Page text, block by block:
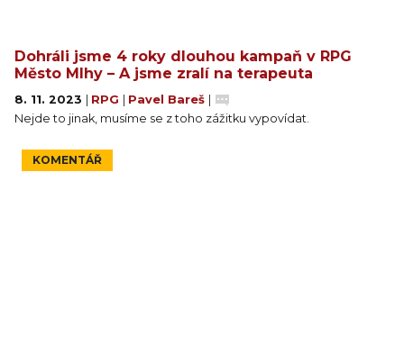
Dohráli jsme 4 roky dlouhou kampaň v RPG
Město Mlhy – A jsme zralí na terapeuta
8. 11. 2023 RPG Pavel Bareš
Nejde to jinak, musíme se z toho zážitku vypovídat.
KOMENTÁŘ